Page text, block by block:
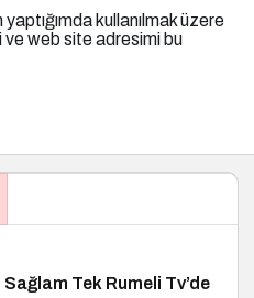
kullanılmak üzere
ve web site adresimi bu
Tek Rumeli Tv’de